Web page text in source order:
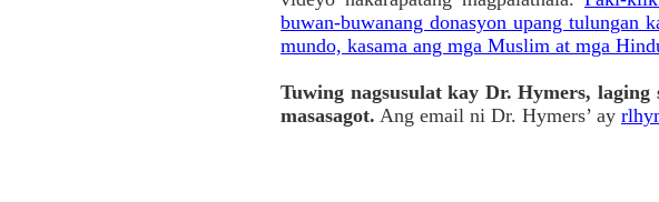
buwan-buwanang donasyon upang tulungan
mundo, kasama ang mga Muslim at mga
Tuwing nagsusulat kay Dr. Hymers,
masasagot. Ang email ni Dr. Hymers’ ay